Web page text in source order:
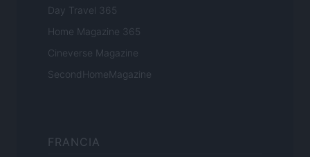
Day Travel 365
Home Magazine 365
Cineverse Magazine
SecondHomeMagazine
FRANCIA